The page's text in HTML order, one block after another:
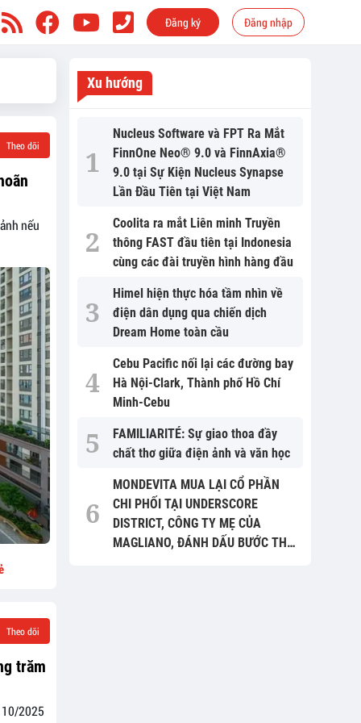
Đăng ký Đăng nhập
Theo dõi
nếu
Theo dõi
trăm
10/2025
Xu hướng
Nucleus Software và FPT Ra Mắt
FinnOne Neo® 9.0 và FinnAxia®
9.0 tại Sự Kiện Nucleus Synapse
Lần Đầu Tiên tại Việt Nam
Coolita ra mắt Liên minh Truyền
thông FAST đầu tiên tại Indonesia
cùng các đài truyền hình hàng đầu
Himel hiện thực hóa tầm nhìn về
điện dân dụng qua chiến dịch
Dream Home toàn cầu
Cebu Pacific nối lại các đường bay
Hà Nội-Clark, Thành phố Hồ Chí
Minh-Cebu
FAMILIARITÉ: Sự giao thoa đầy
chất thơ giữa điện ảnh và văn học
MONDEVITA MUA LẠI CỔ PHẦN
CHI PHỐI TẠI UNDERSCORE
DISTRICT, CÔNG TY MẸ CỦA
MAGLIANO, ĐÁNH DẤU BƯỚC THỨ